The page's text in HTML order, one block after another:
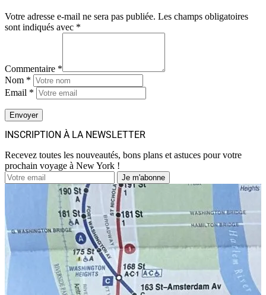
Votre adresse e-mail ne sera pas publiée. Les champs obligatoires
sont indiqués avec *
Commentaire *
Nom *
Email *
INSCRIPTION À LA NEWSLETTER
Recevez toutes les nouveautés, bons plans et astuces pour votre
prochain voyage à New York !
Je m'abonne